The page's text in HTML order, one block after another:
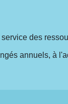
des
annuels, à